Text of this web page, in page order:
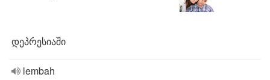
დეპრესიაში
lembah